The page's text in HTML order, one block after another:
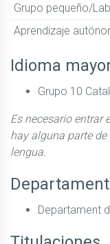
Grupo pequeño/
Aprendizaje
Idioma
Grupo 10
Es necesario entrar
hay alguna parte
lengua.
Departament